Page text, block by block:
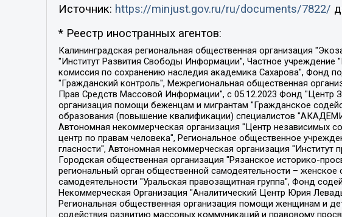
Источник: https://minjust.gov.ru/ru/documents/7822/
* Реестр иностранных агентов:
Калининградская региональная общественная организация "Экозащита!-Женсовет", Фонд содействия защите прав и свобод граждан "Общественный вердикт", Фонд "Институт Развития Свободы Информации", Частное учреждение "Информационное агентство МЕМО. РУ", Региональная общественная организация "Общественная комиссия по сохранению наследия академика Сахарова", Фонд поддержки свободы прессы, Санкт-Петербургская общественная правозащитная организация "Гражданский контроль", Межрегиональная общественная организация "Информационно-просветительский центр "Мемориал", Региональный Фонд "Центр Защиты Прав Средств Массовой Информации", с 05.12.2023 Фонд "Центр Защиты Прав Средств массовой информации", Региональная общественная благотворительная организация помощи беженцам и мигрантам "Гражданское содействие", Негосударственное образовательное учреждение дополнительного профессионального образования (повышение квалификации) специалистов "АКАДЕМИЯ ПО ПРАВАМ ЧЕЛОВЕКА", Свердловская региональная общественная организация "Сутяжник", Автономная некоммерческая организация "Центр независимых социологических исследований", Союз общественных объединений "Российский исследовательский центр по правам человека", Региональное общественное учреждение научно-информационный центр "МЕМОРИАЛ", Некоммерческая организация "Фонд защиты гласности", Автономная некоммерческая организация "Институт прав человека", Городская общественная организация "Екатеринбургское общество "МЕМОРИАЛ", Городская общественная организация "Рязанское историко-просветительское и правозащитное общество "Мемориал" (Рязанский Мемориал), Челябинский региональный орган общественной самодеятельности – женское общественное объединение "Женщины Евразии", Челябинский региональный орган общественной самодеятельности "Уральская правозащитная группа", Фонд содействия защите здоровья и социальной справедливости имени Андрея Рылькова, Автономная Некоммерческая Организация "Аналитический Центр Юрия Левады", Автономная некоммерческая организация социальной поддержки населения "Проект Апрель", Региональная общественная организация помощи женщинам и детям, находящимся в кризисной ситуации "Информационно-методический центр "Анна", Фонд содействия развитию массовых коммуникаций и правовому просвещению "Так-так-Так", Фонд содействия устойчивому развитию "Серебряная тайга", Свердловский региональный общественный фонд социальных проектов "Новое время", "Idel.Реалии", Кавказ.Реалии, Крым.Реалии, Телеканал Настоящее Время, Татаро-башкирская служба Радио Свобода (Azatliq Radiosi), Радио Свободная Европа/Радио Свобода (PCE/PC), "Сибирь.Реалии", "Фактограф", Благотворительный фонд помощи осужденным и их семьям, Автономная некоммерческая организация "Институт глобализации и социальных движений", Фонд "В защиту прав заключенных", Частное учреждение "Центр поддержки и содействия развитию средств массовой информации", Пензенский региональный общественный благотворительный фонд "Гражданский союз", "Север.Реалии", Некоммерческая организация Фонд "Правовая инициатива", Общество с ограниченной ответственностью "Радио Свободная Европа/Радио Свобода", Чешское информационное агентство "MEDIUM-ORIENT", Красноярская региональная общественная организация "Мы против СПИДа", Камалягин Денис Николаевич, Маркелов Сергей Евгеньевич, Пономарев Лев Александрович, Савицкая Людмила Алексеевна, Автономная некоммерческая организация "Центр по работе с проблемой насилия "НАСИЛИЮ.НЕТ", Межрегиональный профессиональный союз работников здравоохранения "Альянс врачей", Юридическое лицо, зарегистрированное в Латвийской Республике, SIA "Medusa Project" (регистрационный номер 40103797863, дата регистрации 10.06.2014), Некоммерческая организация "Фонд по борьбе с коррупцией", Автономная некоммерческая организация "Институт права и публичной политики", Баданин Роман Сергеевич, Гликин Максим Александрович, Железнова